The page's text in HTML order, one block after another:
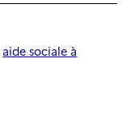
aide sociale à